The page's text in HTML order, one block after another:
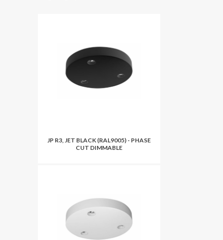
JP R3, JET BLACK (RAL9005) - PHASE
CUT DIMMABLE